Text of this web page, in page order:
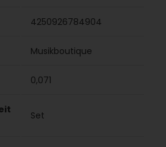
4250926784904
Musikboutique
0,071
Set